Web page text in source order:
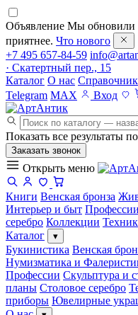
Объявление Мы обновили
приятнее. Что нового
+7 495 657-84-59
· Скатертный пер., 15
Каталог О нас Справочник
Telegram MAX Вход
Показать все результаты
Заказать звонок
Открыть меню
Книги Венская бронза
Интерьер и быт Профессии
серебро Коллекции
Каталог
▾
Букинистика Венская
Нумизматика и
Профессии Скульптура и
планы Столовое серебро
приборы Ювелирные